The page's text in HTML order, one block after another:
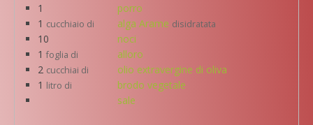
1
porro
1 cucchiaio di alga Arame disidratata
10
noci
1 foglia di
alloro
2 cucchiai di
olio extravergine di oliva
1 litro di
brodo vegetale
sale